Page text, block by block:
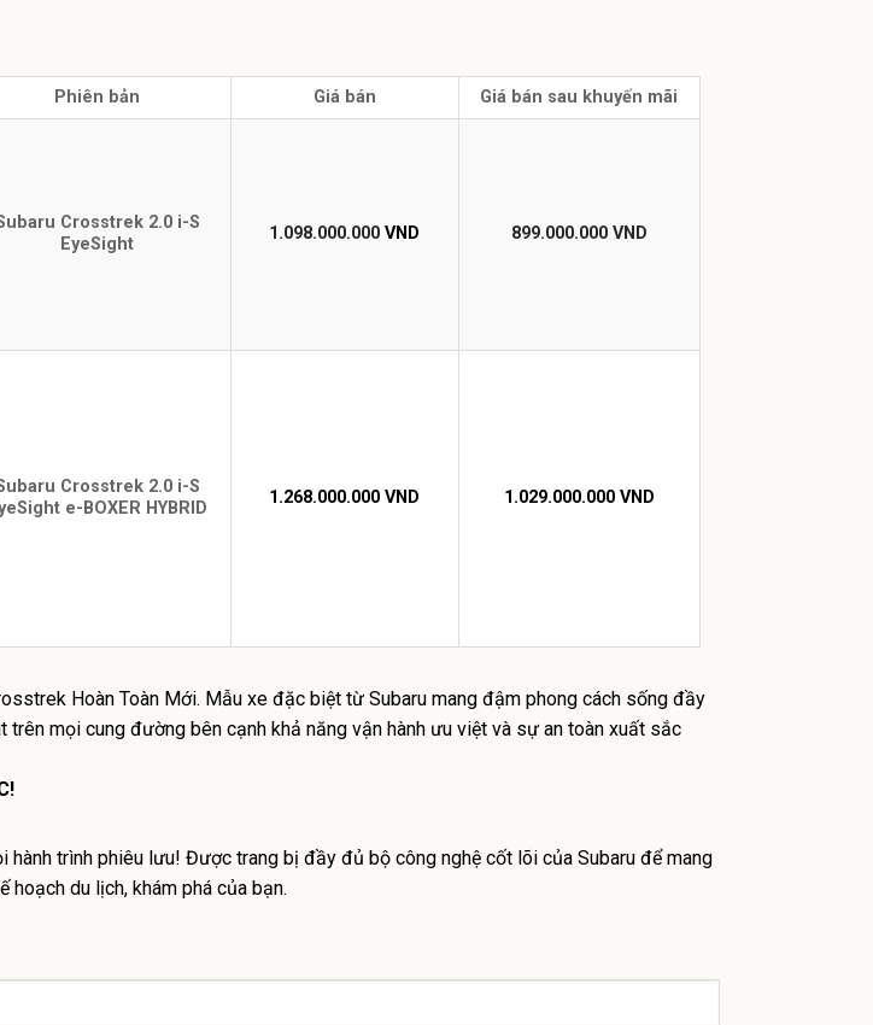
Phiên bản Giá bán Giá bán sau khuyến mãi
Crosstrek 2.0 i-S
EyeSight
1.098.000.000 VND 899.000.000 VND
Crosstrek 2.0 i-S
e-BOXER HYBRID
1.268.000.000 VND 1.029.000.000 VND
Hoàn Toàn Mới. Mẫu xe đặc biệt từ Subaru mang đậm phong cách sống đầy
mọi cung đường bên cạnh khả năng vận hành ưu việt và sự an toàn xuất sắc
trình phiêu lưu! Được trang bị đầy đủ bộ công nghệ cốt lõi của Subaru để mang
du lịch, khám phá của bạn.